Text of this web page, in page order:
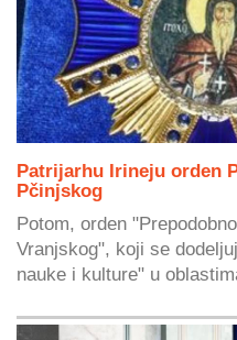
Patrijarhu Irineju orden
Pčinjskog
Potom, orden
Vranjskog", koji se
nauke i kulture" u